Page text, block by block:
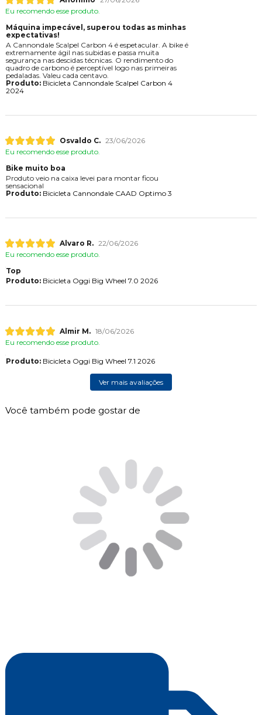
Eu recomendo esse produto.
Máquina impecável, superou todas as minhas
expectativas!
A Cannondale Scalpel Carbon 4 é espetacular. A bike é
extremamente ágil nas subidas e passa muita
segurança nas descidas técnicas. O rendimento do
quadro de carbono é perceptível logo nas primeiras
pedaladas. Valeu cada centavo.
Produto:Bicicleta Cannondale Scalpel Carbon 4
2024
Osvaldo C. 23/06/2026
Eu recomendo esse produto.
Bike muito boa
Produto veio na caixa levei para montar ficou
sensacional
Produto:Bicicleta Cannondale CAAD Optimo 3
Alvaro R. 22/06/2026
Eu recomendo esse produto.
Top
Produto:Bicicleta Oggi Big Wheel 7.0 2026
Almir M. 18/06/2026
Eu recomendo esse produto.
Produto:Bicicleta Oggi Big Wheel 7.1 2026
Ver mais avaliações
Você também pode gostar de